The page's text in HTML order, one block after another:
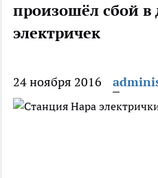
произошёл сбой
электричек
24 ноября 2016